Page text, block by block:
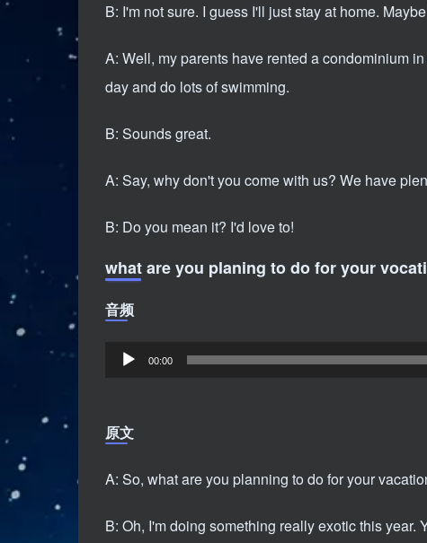
B: I'm not sure. I guess I'll just stay at home.
A: Well, my parents have rented a condominium
day and do lots of swimming.
B: Sounds great.
A: Say, why don't you come with us? We have
B: Do you mean it? I'd love to!
what are you planing to do for your
音频
放
器
00:00
原文
A: So, what are you planning to do for your
B: Oh, I'm doing something really exotic this